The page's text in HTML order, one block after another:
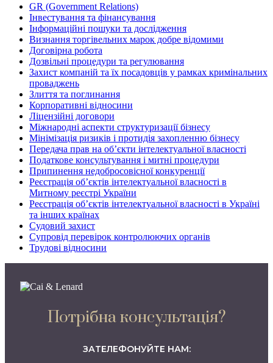
GR (Government Relations)
Інвестування та фінансування
Інформаційні пошуки та дослідження
Визнання торгівельних марок добре відомими
Договірна робота
Дозвільні процедури та регулювання
Захист компаній та їх посадовців у рамках кримінальних
проваджень
Злиття та поглинання
Корпоративні відносини
Ліцензійні договори
Міжнародні аспекти структуризації бізнесу
Мінімізація ризиків і протидія захопленню бізнесу
Передача прав на об’єкти інтелектуальної власності
Податкове консультування і митні процедури
Припинення недобросовісної конкуренції
Реєстрація об’єктів інтелектуальної власності в
Митному реєстрі України
Реєстрація об’єктів інтелектуальної власності в Україні
та інших країнах
Судовий захист
Супровід перевірок контролюючих органів
Трудові відносини
Потрібна консультація?
ЗАТЕЛЕФОНУЙТЕ НАМ: